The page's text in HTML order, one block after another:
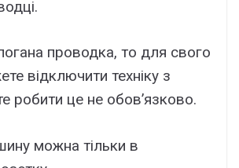
проводка, то для свого
відключити техніку з
робити це не обов’язково.
можна тільки в